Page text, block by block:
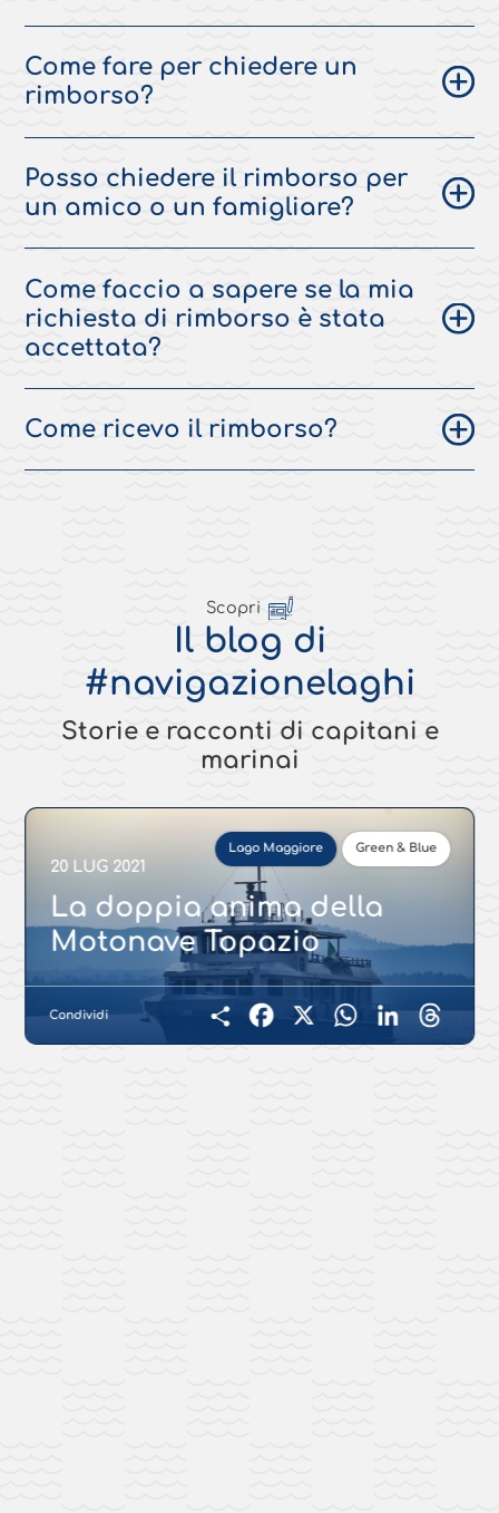
Come fare per chiedere un
rimborso?
Posso chiedere il rimborso per
un amico o un famigliare?
Come faccio a sapere se la mia
richiesta di rimborso è stata
accettata?
Come ricevo il rimborso?
Scopri
Il blog di
#navigazionelaghi
Storie e racconti di capitani e
marinai
20 LUG 2021
La doppia anima della
Motonave Topazio
Lago Maggiore Green & Blue
Condividi
CondividiFacebook
X WhatsApp
LinkedInThreads